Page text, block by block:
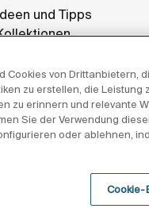
und Tipps
Cookies von Drittanbietern,
zu erstellen, die
zu erinnern und relevante
Sie der Verwendung
oder ablehnen,
Cookie-